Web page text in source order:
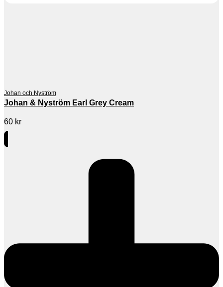
Johan och Nyström
Johan & Nyström Earl Grey Cream
60 kr